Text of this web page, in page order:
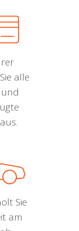
alle
Sie
am